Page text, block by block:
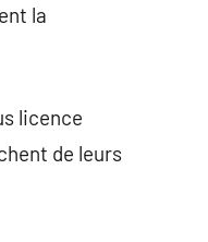
la
licence
de leurs